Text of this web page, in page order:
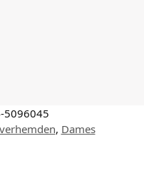
5096045
, Dames